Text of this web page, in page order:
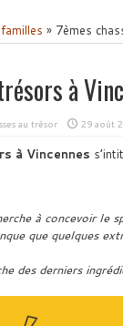
» 7èmes
à
au trésor 29 août
à Vincennes
à concevoir
que quelques
des derniers